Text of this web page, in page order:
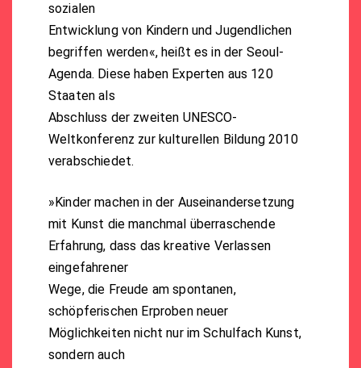
sozialen
Entwicklung von Kindern und Jugendlichen
begriffen werden«, heißt es in der Seoul-
Agenda. Diese haben Experten aus 120
Staaten als
Abschluss der zweiten UNESCO-
Weltkonferenz zur kulturellen Bildung 2010
verabschiedet.
»Kinder machen in der Auseinandersetzung
mit Kunst die manchmal überraschende
Erfahrung, dass das kreative Verlassen
eingefahrener
Wege, die Freude am spontanen,
schöpferischen Erproben neuer
Möglichkeiten nicht nur im Schulfach Kunst,
sondern auch